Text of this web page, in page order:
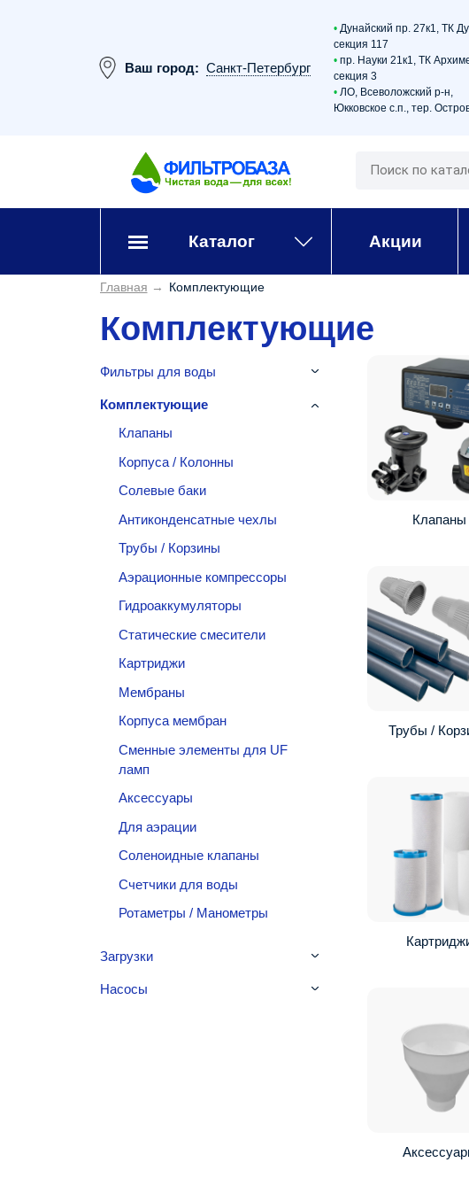
Ваш город: Санкт-Петербург
• Дунайский пр. 27к1, ТК
секция 117
• пр. Науки 21к1, ТК
секция 3
• ЛО, Всеволожский р-н,
Юкковское с.п., тер.
Каталог Акции
Главная → Комплектующие
Комплектующие
Фильтры для воды
Комплектующие
Клапаны
Корпуса / Колонны
Солевые баки
Антиконденсатные чехлы
Трубы / Корзины
Аэрационные компрессоры
Гидроаккумуляторы
Статические смесители
Картриджи
Мембраны
Корпуса мембран
Сменные элементы для UF
ламп
Аксессуары
Для аэрации
Соленоидные клапаны
Счетчики для воды
Ротаметры / Манометры
Загрузки
Насосы
Клапаны
Трубы /